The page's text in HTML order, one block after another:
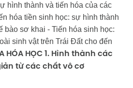
hình thành và tiến hóa của các
hóa tiền sinh học: sự hình thành
bào sơ khai - Tiến hóa sinh học:
sinh vật trên Trái Đất cho đến
HÓA HỌC 1. Hình thành các
từ các chất vô cơ